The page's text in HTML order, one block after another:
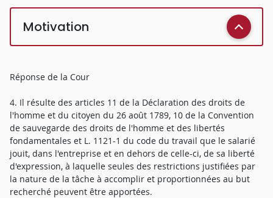
Motivation
Réponse de la Cour
4. Il résulte des articles 11 de la Déclaration des droits de
l'homme et du citoyen du 26 août 1789, 10 de la Convention
de sauvegarde des droits de l'homme et des libertés
fondamentales et L. 1121-1 du code du travail que le salarié
jouit, dans l'entreprise et en dehors de celle-ci, de sa liberté
d'expression, à laquelle seules des restrictions justifiées par
la nature de la tâche à accomplir et proportionnées au but
recherché peuvent être apportées.